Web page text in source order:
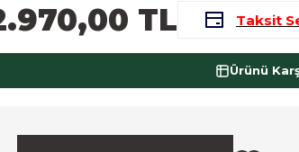
TL Taksit
Ürünü